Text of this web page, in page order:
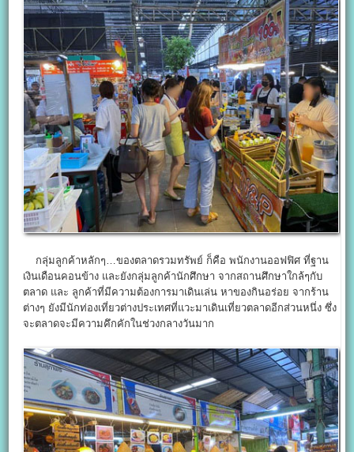
กลุ่มลูกค้าหลักๆ…ของตลาดรวมทรัพย์ ก็คือ พนักงานออฟฟิศ ที่ฐาน
เงินเดือนคอนข้าง และยังกลุ่มลูกค้านักศึกษา จากสถานศึกษาใกล้ๆกับ
ตลาด และ ลูกค้าที่มีความต้องการมาเดินเล่น หาของกินอร่อย จากร้าน
ต่างๆ ยังมีนักท่องเที่ยวต่างประเทศที่แวะมาเดินเที่ยวตลาดอีกส่วนหนึ่ง ซึ่ง
จะตลาดจะมีความคึกคักในช่วงกลางวันมาก